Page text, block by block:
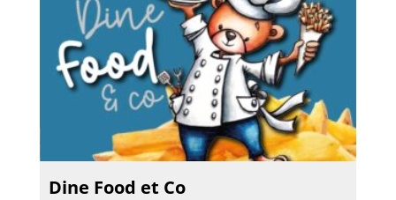
Dine Food et Co